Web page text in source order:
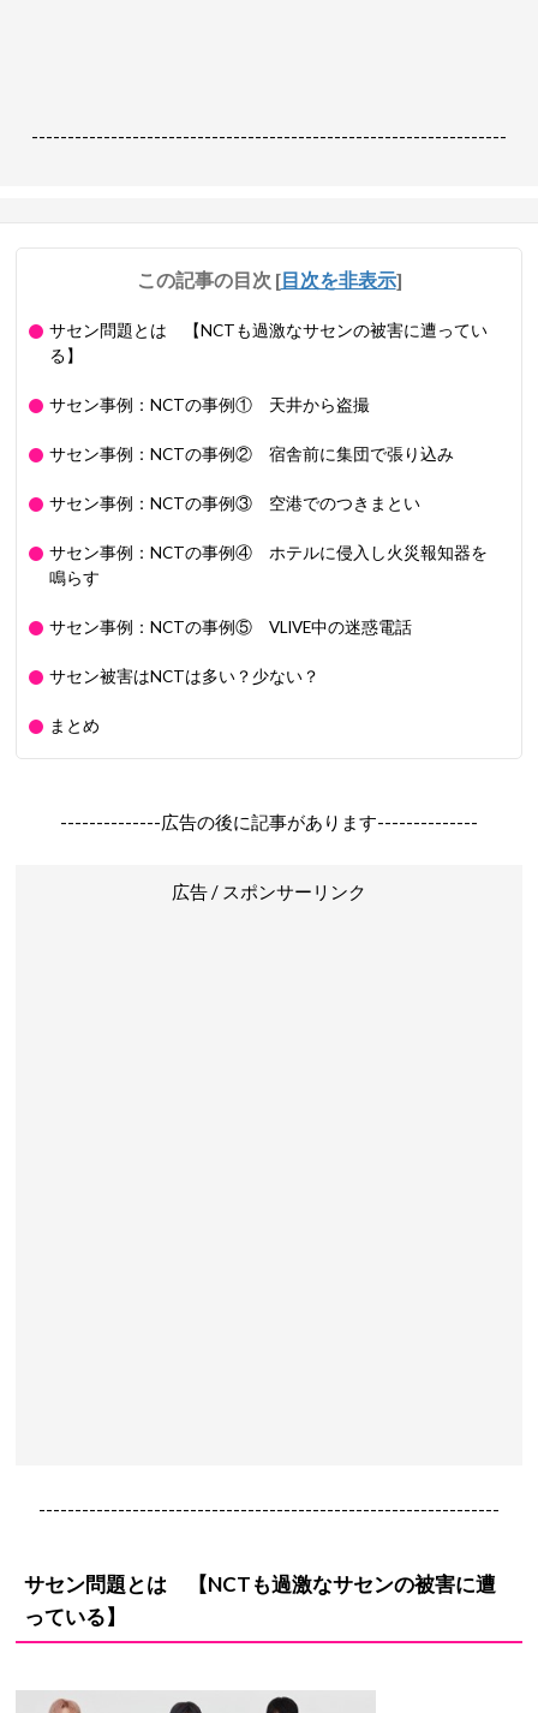
------------------------------------------------------------------
この記事の目次 [目次を非表示]
サセン問題とは 【NCTも過激なサセンの被害に遭ってい
る】
サセン事例：NCTの事例① 天井から盗撮
サセン事例：NCTの事例② 宿舎前に集団で張り込み
サセン事例：NCTの事例③ 空港でのつきまとい
サセン事例：NCTの事例④ ホテルに侵入し火災報知器を
鳴らす
サセン事例：NCTの事例⑤ VLIVE中の迷惑電話
サセン被害はNCTは多い？少ない？
まとめ
--------------広告の後に記事があります--------------
広告 / スポンサーリンク
----------------------------------------------------------------
サセン問題とは 【NCTも過激なサセンの被害に遭
っている】